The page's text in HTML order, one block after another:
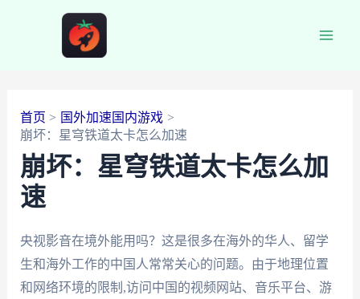
首页
国外加速国内游戏
崩坏：星穹铁道太卡怎么加速
崩坏：星穹铁道太卡怎么加
速
央视影音在境外能用吗？这是很多在海外的华人、留学
生和海外工作的中国人常常关心的问题。由于地理位置
和网络环境的限制,访问中国的视频网站、音乐平台、游